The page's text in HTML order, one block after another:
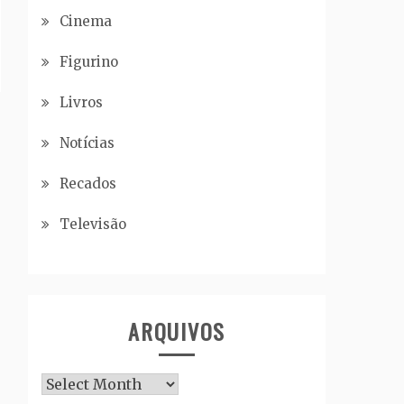
Cinema
Figurino
Livros
Notícias
Recados
Televisão
ARQUIVOS
Arquivos